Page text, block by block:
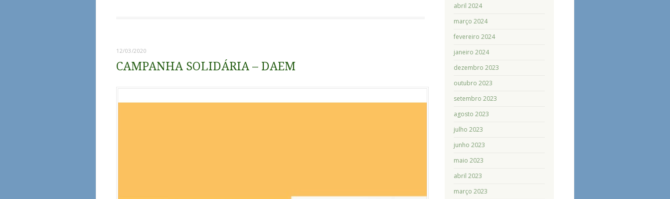
12/03/2020
CAMPANHA SOLIDÁRIA – DAEM
abril 2024
março 2024
fevereiro 2024
janeiro 2024
dezembro 2023
outubro 2023
setembro 2023
agosto 2023
julho 2023
junho 2023
maio 2023
abril 2023
março 2023